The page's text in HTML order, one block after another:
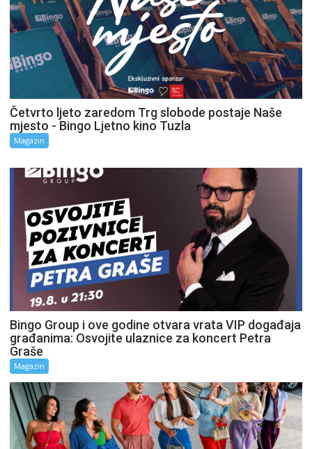
Četvrto ljeto zaredom Trg slobode postaje Naše
mjesto - Bingo Ljetno kino Tuzla
Magazin
Bingo Group i ove godine otvara vrata VIP događaja
građanima: Osvojite ulaznice za koncert Petra
Graše
Magazin